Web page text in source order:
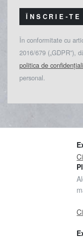
ÎNSCRIE-TE
În conformitate cu
2016/679 („GDPR”),
politica de
personal.